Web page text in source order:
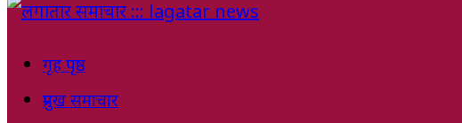
गृह पृष्ठ
प्रमुख समाचार